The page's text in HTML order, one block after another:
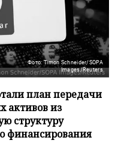
Фото: Timon Schneider/SOPA
Images/Reuters
план передачи
активов из
структуру
финансирования